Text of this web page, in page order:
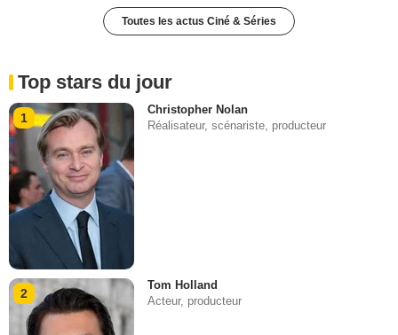
Toutes les actus Ciné & Séries
Top stars du jour
1
Christopher Nolan
Réalisateur, scénariste, producteur
2
Tom Holland
Acteur, producteur